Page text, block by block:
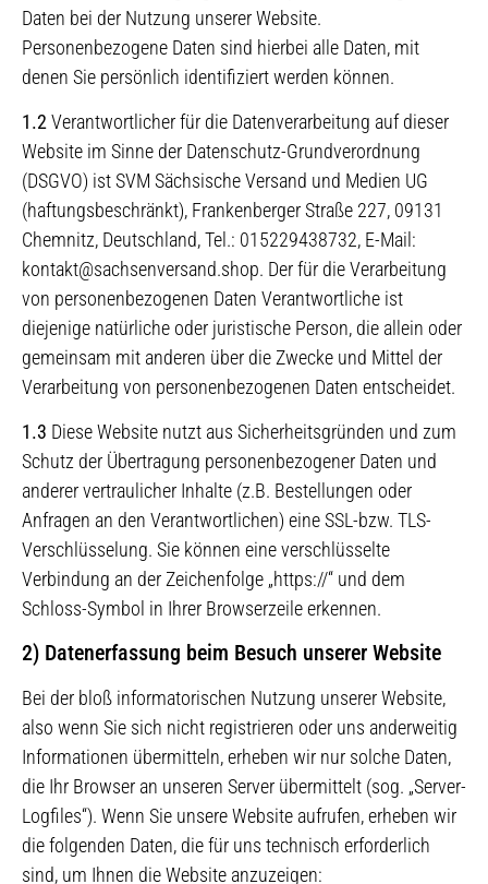
Daten bei der Nutzung unserer Website.
Personenbezogene Daten sind hierbei alle Daten, mit
denen Sie persönlich identifiziert werden können.
1.2 Verantwortlicher für die Datenverarbeitung auf dieser
Website im Sinne der Datenschutz-Grundverordnung
(DSGVO) ist SVM Sächsische Versand und Medien UG
(haftungsbeschränkt), Frankenberger Straße 227, 09131
Chemnitz, Deutschland, Tel.: 015229438732, E-Mail:
kontakt@sachsenversand.shop. Der für die Verarbeitung
von personenbezogenen Daten Verantwortliche ist
diejenige natürliche oder juristische Person, die allein oder
gemeinsam mit anderen über die Zwecke und Mittel der
Verarbeitung von personenbezogenen Daten entscheidet.
1.3 Diese Website nutzt aus Sicherheitsgründen und zum
Schutz der Übertragung personenbezogener Daten und
anderer vertraulicher Inhalte (z.B. Bestellungen oder
Anfragen an den Verantwortlichen) eine SSL-bzw. TLS-
Verschlüsselung. Sie können eine verschlüsselte
Verbindung an der Zeichenfolge „https://“ und dem
Schloss-Symbol in Ihrer Browserzeile erkennen.
2) Datenerfassung beim Besuch unserer Website
Bei der bloß informatorischen Nutzung unserer Website,
also wenn Sie sich nicht registrieren oder uns anderweitig
Informationen übermitteln, erheben wir nur solche Daten,
die Ihr Browser an unseren Server übermittelt (sog. „Server-
Logfiles“). Wenn Sie unsere Website aufrufen, erheben wir
die folgenden Daten, die für uns technisch erforderlich
sind, um Ihnen die Website anzuzeigen: